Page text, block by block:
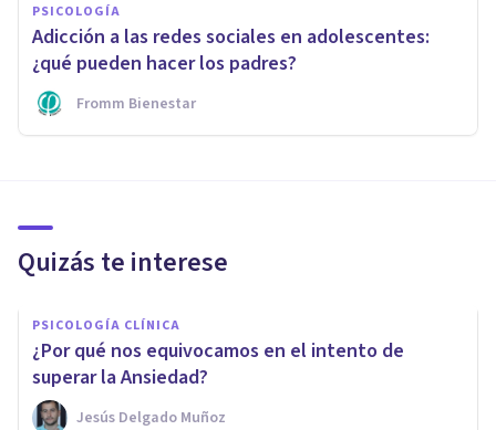
PSICOLOGÍA
Adicción a las redes sociales en adolescentes:
¿qué pueden hacer los padres?
Fromm Bienestar
Quizás te interese
PSICOLOGÍA CLÍNICA
¿Por qué nos equivocamos en el intento de
superar la Ansiedad?
Jesús Delgado Muñoz